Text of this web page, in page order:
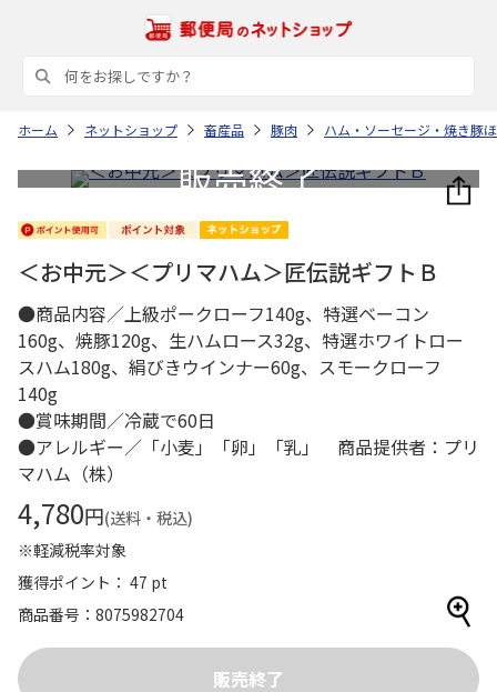
ホーム ネットショップ 畜産品 豚肉 ハム・ソーセージ・焼き豚
＜お中元＞＜プリマハム＞匠伝説ギフトＢ
●商品内容／上級ポークローフ140g、特選ベーコン
160g、焼豚120g、生ハムロース32g、特選ホワイトロー
スハム180g、絹びきウインナー60g、スモークローフ
140g
●賞味期間／冷蔵で60日
●アレルギー／「小麦」「卵」「乳」 商品提供者：プリ
マハム（株）
4,780円(送料・税込)
※軽減税率対象
獲得ポイント： 47 pt
商品番号
8075982704